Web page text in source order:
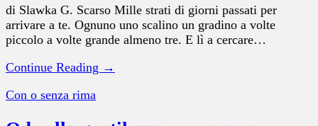
di Slawka G. Scarso Mille strati di giorni passati per
arrivare a te. Ognuno uno scalino un gradino a volte
piccolo a volte grande almeno tre. E lì a cercare…
Continue Reading →
Con o senza rima